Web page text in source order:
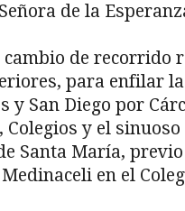
de la
cambio de recorrido
para enfilar
y San Diego por
y el
Santa María,
en el